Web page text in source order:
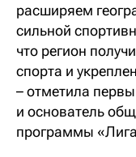
расширяем
сильной
что регион
спорта и
– отметила
и основатель
программы